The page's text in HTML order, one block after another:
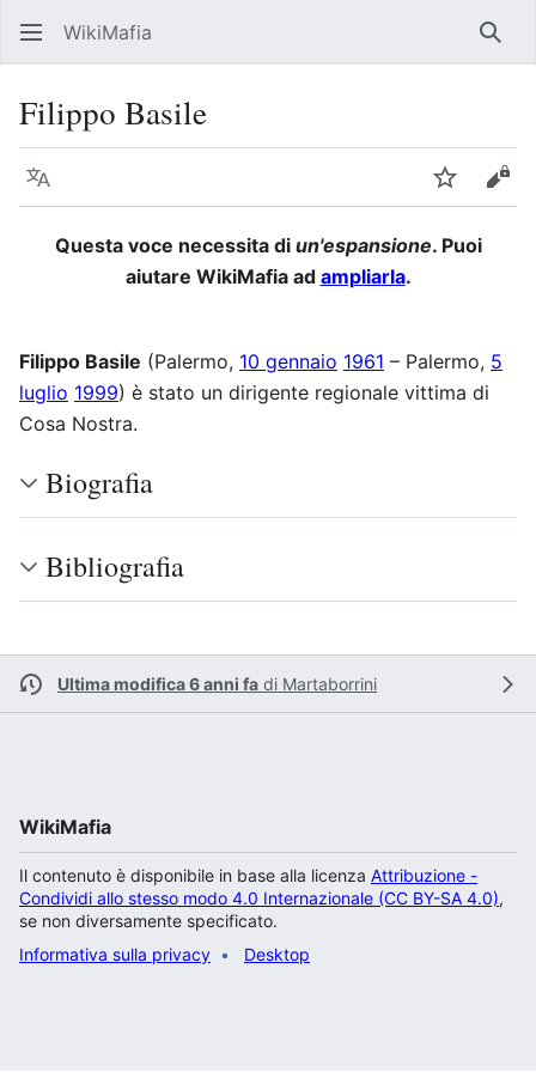
WikiMafia
Filippo Basile
Lingua Segui
Questa voce necessita di un'espansione. Puoi
aiutare WikiMafia ad ampliarla.
Filippo Basile (Palermo, 10 gennaio 1961 – Palermo, 5
luglio 1999) è stato un dirigente regionale vittima di
Cosa Nostra.
Biografia
Bibliografia
Ultima modifica 6 anni fa di Martaborrini
WikiMafia
Il contenuto è disponibile in base alla licenza Attribuzione -
Condividi allo stesso modo 4.0 Internazionale (CC BY-SA 4.0),
se non diversamente specificato.
Informativa sulla privacy
Desktop